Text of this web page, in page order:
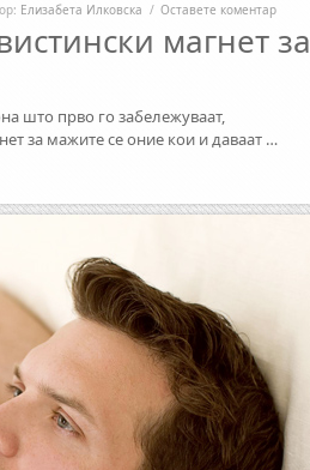
Елизабета Илковска / Оставете коментар
магнет за
што прво го забележуваат,
за мажите се оние кои и даваат …